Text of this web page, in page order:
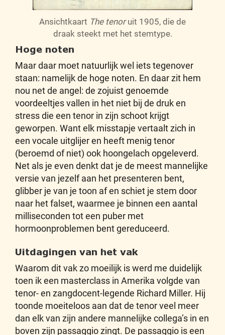
Ansichtkaart The tenoruit 1905, die de
draak steekt met het stemtype.
Hoge noten
Maar daar moet natuurlijk wel iets tegenover
staan: namelijk de hoge noten. En daar zit hem
nou net de angel: de zojuist genoemde
voordeeltjes vallen in het niet bij de druk en
stress die een tenor in zijn schoot krijgt
geworpen. Want elk misstapje vertaalt zich in
een vocale uitglijer en heeft menig tenor
(beroemd of niet) ook hoongelach opgeleverd.
Net als je even denkt dat je de meest mannelijke
versie van jezelf aan het presenteren bent,
glibber je van je toon af en schiet je stem door
naar het falset, waarmee je binnen een aantal
milliseconden tot een puber met
hormoonproblemen bent gereduceerd.
Uitdagingen van het vak
Waarom dit vak zo moeilijk is werd me duidelijk
toen ik een masterclass in Amerika volgde van
tenor- en zangdocent-legende Richard Miller. Hij
toonde moeiteloos aan dat de tenor veel meer
dan elk van zijn andere mannelijke collega’s in en
boven zijn passaggio zingt. De passaggio is een